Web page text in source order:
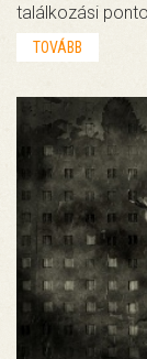
találkozási
TOVÁBB